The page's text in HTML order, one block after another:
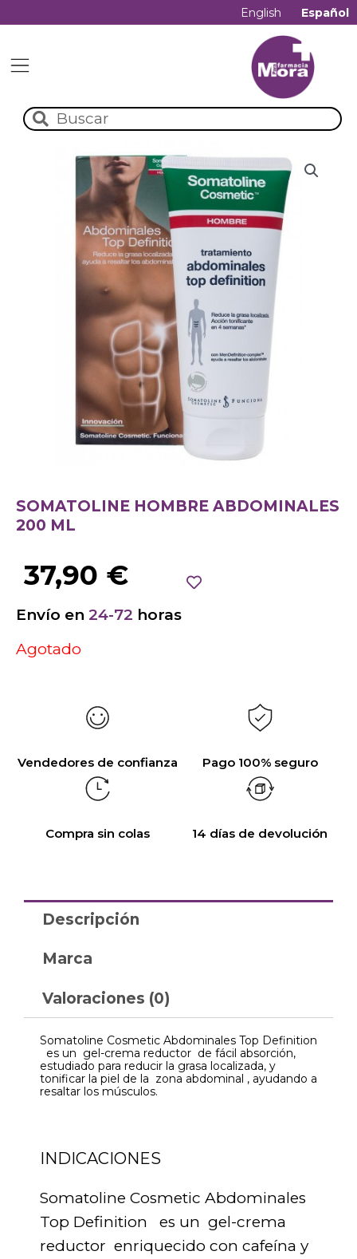
English Español
SOMATOLINE HOMBRE ABDOMINALES
200 ML
37,90 €
Envío en 24-72 horas
Agotado
Vendedores de confianza Pago 100% seguro
Compra sin colas 14 días de devolución
Descripción
Marca
Valoraciones (0)
Somatoline Cosmetic Abdominales Top Definition
es un gel-crema reductor de fácil absorción,
estudiado para reducir la grasa localizada, y
tonificar la piel de la zona abdominal , ayudando a
resaltar los músculos.
INDICACIONES
Somatoline Cosmetic Abdominales
Top Definition es un gel-crema
reductor enriquecido con cafeína y